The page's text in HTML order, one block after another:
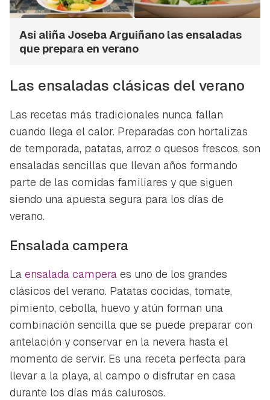
Así aliña Joseba Arguiñano las ensaladas
que prepara en verano
Las ensaladas clásicas del verano
Las recetas más tradicionales nunca fallan
cuando llega el calor. Preparadas con hortalizas
de temporada, patatas, arroz o quesos frescos, son
ensaladas sencillas que llevan años formando
parte de las comidas familiares y que siguen
siendo una apuesta segura para los días de
verano.
Ensalada campera
La ensalada campera es uno de los grandes
clásicos del verano. Patatas cocidas, tomate,
pimiento, cebolla, huevo y atún forman una
combinación sencilla que se puede preparar con
antelación y conservar en la nevera hasta el
momento de servir. Es una receta perfecta para
llevar a la playa, al campo o disfrutar en casa
durante los días más calurosos.